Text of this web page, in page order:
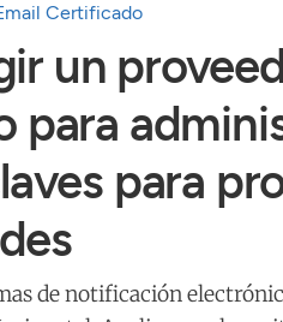
Certificado
un
para
para
de notificación